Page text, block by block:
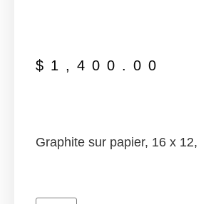
$ 1,400.00
Graphite sur papier, 16 x